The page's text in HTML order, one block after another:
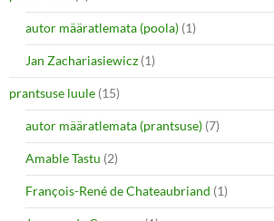
autor määratlemata (poola) (1)
Jan Zachariasiewicz (1)
prantsuse luule (15)
autor määratlemata (prantsuse) (7)
Amable Tastu (2)
François-René de Chateaubriand (1)